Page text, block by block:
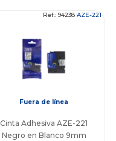
Ref.: 94238 AZE-221
Fuera de línea
Cinta Adhesiva AZE-221
Negro en Blanco 9mm